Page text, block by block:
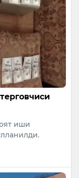
иши